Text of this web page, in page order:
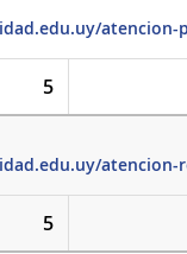
5
atencion-
5